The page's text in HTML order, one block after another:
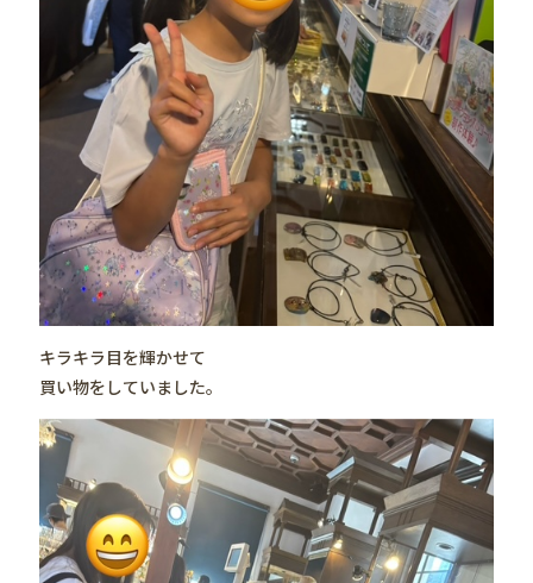
キラキラ目を輝かせて
買い物をしていました。